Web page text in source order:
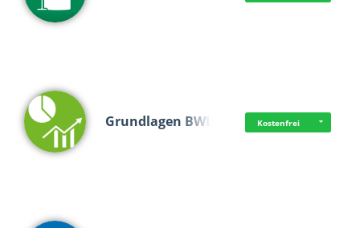
Grundlagen BWL Kostenfrei